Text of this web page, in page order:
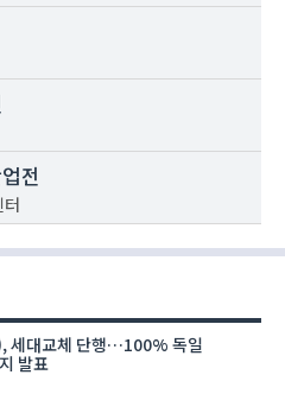
전
세대교체 단행…100% 독일
발표